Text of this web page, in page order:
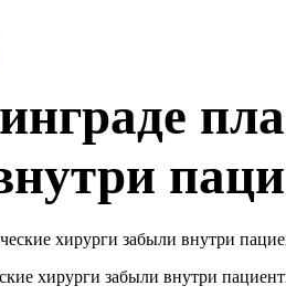
хирурги забыли внутри